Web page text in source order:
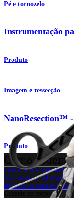
Pé e tornozelo
Instrumentação
Produto
Imagem e ressecção
NanoResection™
Produto
Como
Contacte um
Veja eventos,
Inscreva-se para receber:
Conecte-se conosco